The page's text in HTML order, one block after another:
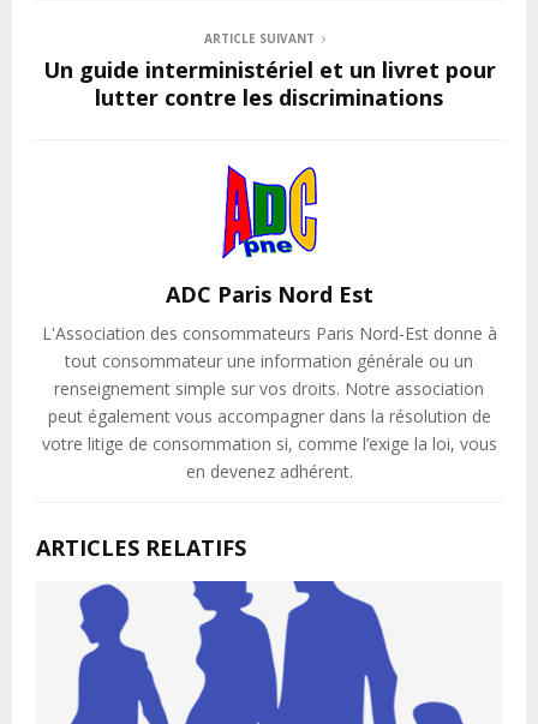
ARTICLE SUIVANT
Un guide interministériel et un livret pour
lutter contre les discriminations
ADC Paris Nord Est
L'Association des consommateurs Paris Nord-Est donne à
tout consommateur une information générale ou un
renseignement simple sur vos droits. Notre association
peut également vous accompagner dans la résolution de
votre litige de consommation si, comme l’exige la loi, vous
en devenez adhérent.
ARTICLES RELATIFS